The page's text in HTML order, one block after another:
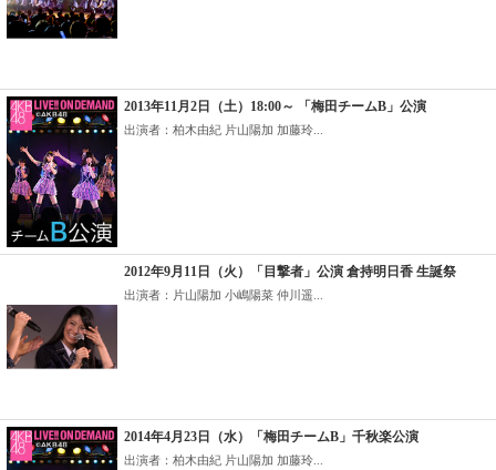
2013年11月2日（土）18:00～ 「梅田チームB」公演
出演者：柏木由紀 片山陽加 加藤玲...
2012年9月11日（火）「目撃者」公演 倉持明日香 生誕祭
出演者：片山陽加 小嶋陽菜 仲川遥...
2014年4月23日（水）「梅田チームB」千秋楽公演
出演者：柏木由紀 片山陽加 加藤玲...